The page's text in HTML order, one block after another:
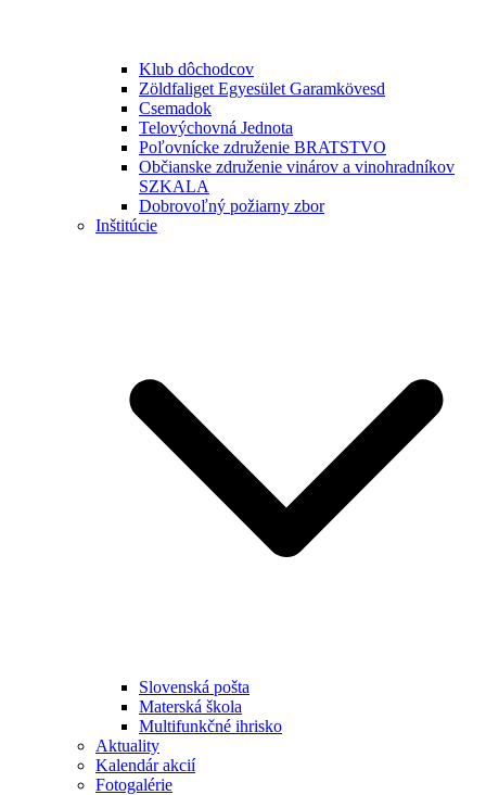
Klub dôchodcov
Zöldfaliget Egyesület Garamkövesd
Csemadok
Telovýchovná Jednota
Poľovnícke združenie BRATSTVO
Občianske združenie vinárov a vinohradníkov
SZKALA
Dobrovoľný požiarny zbor
Inštitúcie
Slovenská pošta
Materská škola
Multifunkčné ihrisko
Aktuality
Kalendár akcií
Fotogalérie